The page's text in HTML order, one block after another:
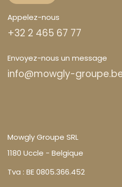
Appelez-nous
+32 2 465 67 77
Envoyez-nous un message
info@mowgly-
Mowgly Groupe SRL
1180 Uccle - Belgique
Tva : BE 0805.366.452